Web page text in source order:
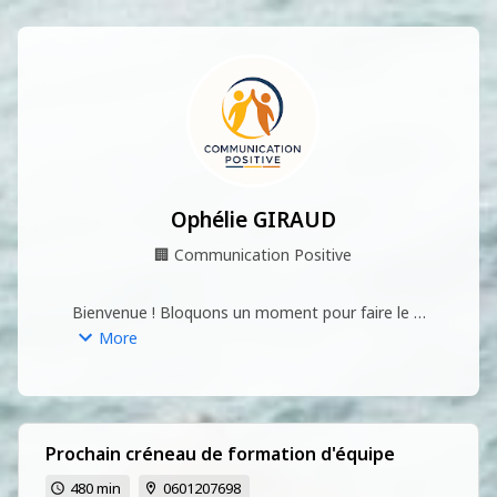
Ophélie GIRAUD
🏢 Communication Positive
Bienvenue ! Bloquons un moment pour faire le
point. ✨
J'aide les entreprises, les pros de l'enfance et les
parents à transformer les frictions en relations
apaisées.
Choisissez votre format ci-dessous :
More
Prochain créneau de formation d'équipe
480 min 0601207698